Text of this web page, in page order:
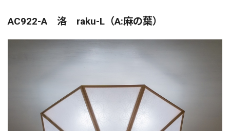
AC922-A 洛 raku-L（A:麻の葉）